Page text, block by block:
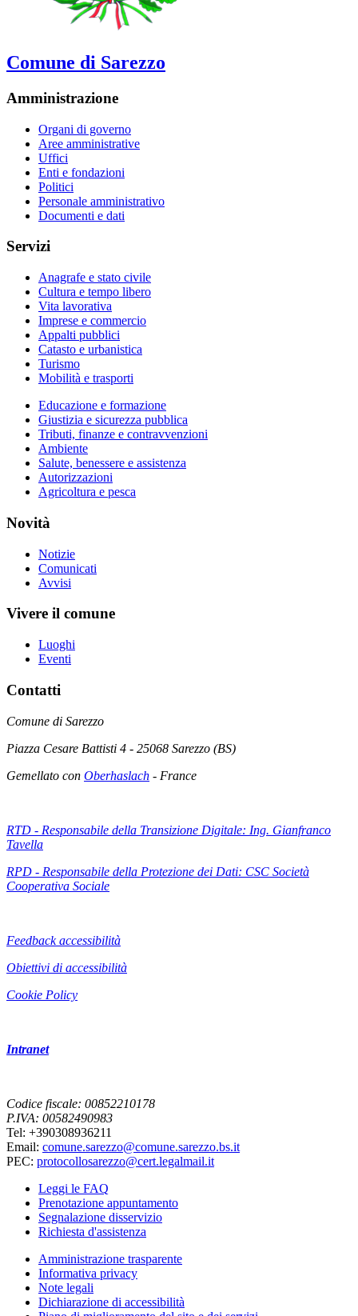
Comune di Sarezzo
Amministrazione
Organi di governo
Aree amministrative
Uffici
Enti e fondazioni
Politici
Personale amministrativo
Documenti e dati
Servizi
Anagrafe e stato civile
Cultura e tempo libero
Vita lavorativa
Imprese e commercio
Appalti pubblici
Catasto e urbanistica
Turismo
Mobilità e trasporti
Educazione e formazione
Giustizia e sicurezza pubblica
Tributi, finanze e contravvenzioni
Ambiente
Salute, benessere e assistenza
Autorizzazioni
Agricoltura e pesca
Novità
Notizie
Comunicati
Avvisi
Vivere il comune
Luoghi
Eventi
Contatti
Comune di Sarezzo
Piazza Cesare Battisti 4 - 25068 Sarezzo (BS)
Gemellato con Oberhaslach - France
RTD - Responsabile della Transizione Digitale: Ing. Gianfranco
Tavella
RPD - Responsabile della Protezione dei Dati: CSC Società
Cooperativa Sociale
Feedback accessibilità
Obiettivi di accessibilità
Cookie Policy
Intranet
Codice fiscale: 00852210178
P.IVA: 00582490983
Tel: +390308936211
Email: comune.sarezzo@comune.sarezzo.bs.it
PEC: protocollosarezzo@cert.legalmail.it
Leggi le FAQ
Prenotazione appuntamento
Segnalazione disservizio
Richiesta d'assistenza
Amministrazione trasparente
Informativa privacy
Note legali
Dichiarazione di accessibilità